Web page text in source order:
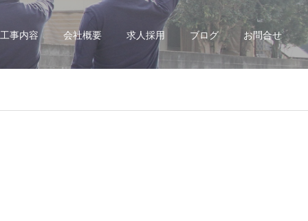
工事内容 会社概要 求人採用 ブログ お問合せ